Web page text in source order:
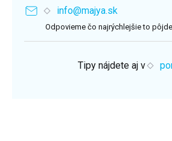
info@majya.sk
Odpovieme čo najrýchlejšie to pôjde
Tipy nájdete aj v